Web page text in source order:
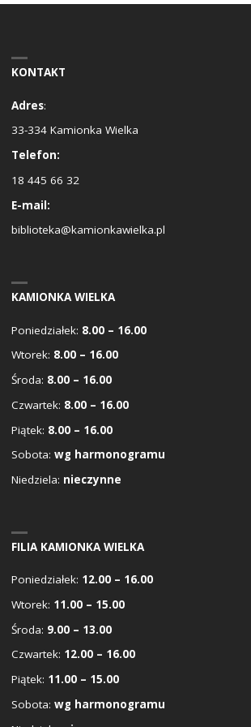
KONTAKT
Adres:
33-334 Kamionka Wielka
Telefon:
18 445 66 32
E-mail:
biblioteka@kamionkawielka.pl
KAMIONKA WIELKA
Poniedziałek: 8.00 – 16.00
Wtorek: 8.00 – 16.00
Środa: 8.00 – 16.00
Czwartek: 8.00 – 16.00
Piątek: 8.00 – 16.00
Sobota: wg harmonogramu
Niedziela: nieczynne
FILIA KAMIONKA WIELKA
Poniedziałek: 12.00 – 16.00
Wtorek: 11.00 – 15.00
Środa: 9.00 – 13.00
Czwartek: 12.00 – 16.00
Piątek: 11.00 – 15.00
Sobota: wg harmonogramu